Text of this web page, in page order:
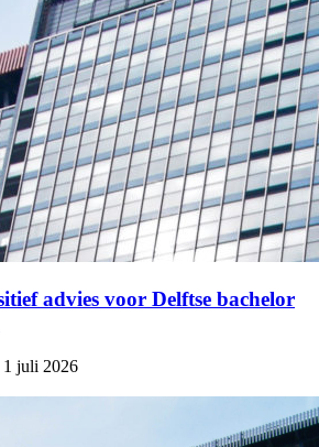
advies voor Delftse bachelor
1 juli 2026